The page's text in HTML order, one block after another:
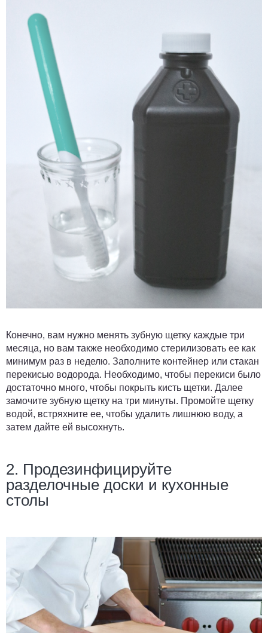
Конечно, вам нужно менять зубную щетку каждые три
месяца, но вам также необходимо стерилизовать ее как
минимум раз в неделю. Заполните контейнер или стакан
перекисью водорода. Необходимо, чтобы перекиси было
достаточно много, чтобы покрыть кисть щетки. Далее
замочите зубную щетку на три минуты. Промойте щетку
водой, встряхните ее, чтобы удалить лишнюю воду, а
затем дайте ей высохнуть.
2. Продезинфицируйте
разделочные доски и кухонные
столы